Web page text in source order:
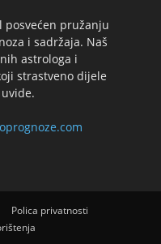
posvećen pružanju
i sadržaja. Naš
astrologa i
strastveno dijele
Polica privatnosti